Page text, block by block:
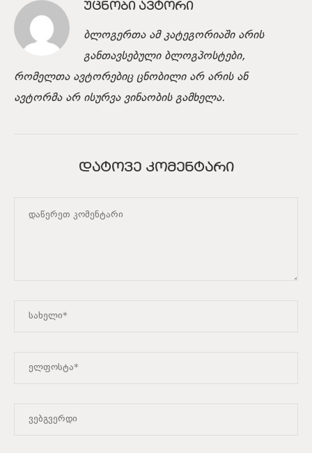
ᲣᲪᲜᲝᲑᲘ ᲐᲕᲢᲝᲠᲘ
ბლოგერთა ამ კატეგორიაში არის
განთავსებული ბლოგპოსტები,
რომელთა ავტორებიც ცნობილი არ არის ან
ავტორმა არ ისურვა ვინაობის გამხელა.
ᲓᲐᲢᲝᲕᲔ ᲙᲝᲛᲔᲜᲢᲐᲠᲘ